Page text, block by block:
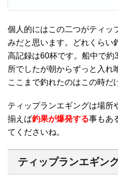
個人的にはこの二つがティッ
みだと思います。どれくらい
高記録は60杯です。船中で
所でしたが朝からずっと入れ
ここまで釣れたのはこの時だ
ティップランエギングは場所
揃えば釣果が爆発する事もあ
てくださいね。
ティップランエギン